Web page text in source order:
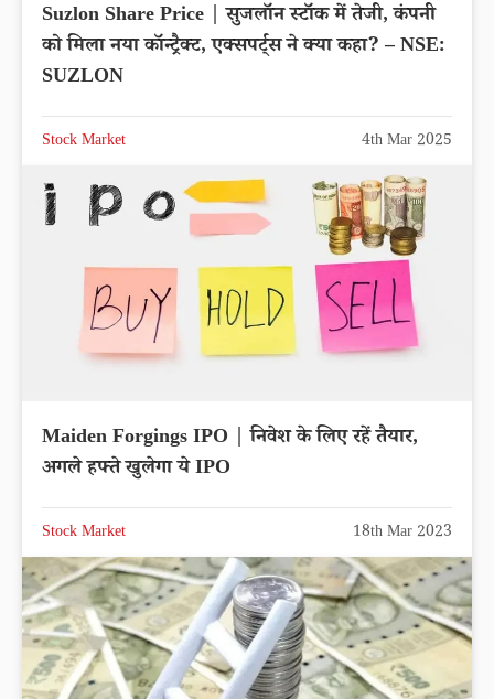
Suzlon Share Price | सुजलॉन स्टॉक में तेजी, कंपनी
को मिला नया कॉन्ट्रैक्ट, एक्सपर्ट्स ने क्या कहा? – NSE:
SUZLON
Stock Market 4th Mar 2025
Maiden Forgings IPO | निवेश के लिए रहें तैयार,
अगले हफ्ते खुलेगा ये IPO
Stock Market 18th Mar 2023